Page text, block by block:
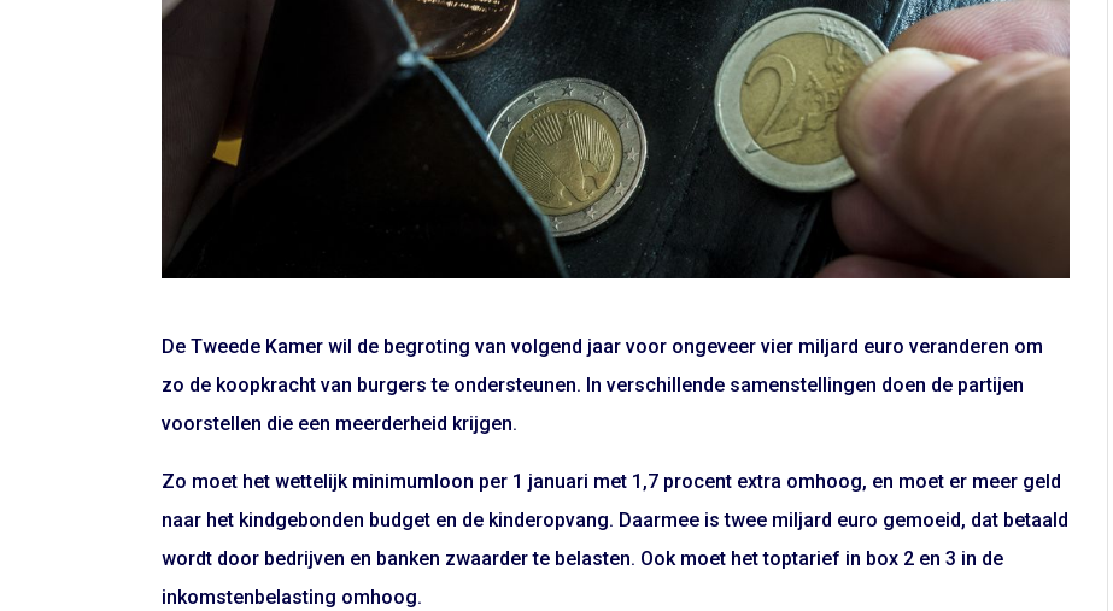
De Tweede Kamer wil de begroting van volgend jaar voor ongeveer vier miljard euro veranderen om
zo de koopkracht van burgers te ondersteunen. In verschillende samenstellingen doen de partijen
voorstellen die een meerderheid krijgen.
Zo moet het wettelijk minimumloon per 1 januari met 1,7 procent extra omhoog, en moet er meer geld
naar het kindgebonden budget en de kinderopvang. Daarmee is twee miljard euro gemoeid, dat betaald
wordt door bedrijven en banken zwaarder te belasten. Ook moet het toptarief in box 2 en 3 in de
inkomstenbelasting omhoog.